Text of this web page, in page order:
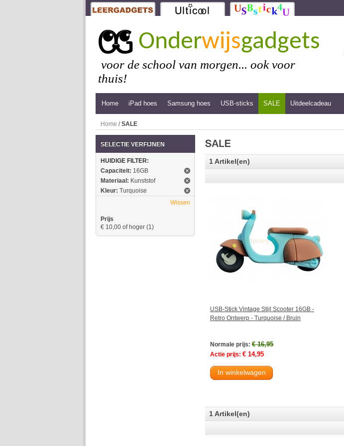
Onderwijsgadgets
voor de school van morgen... ook voor
thuis!
Home iPad hoes Samsung hoes USB-sticks SALE Uitdeelcadeau
Home /SALE
1 Artikel(en)
USB-Stick Vintage Stijl Scooter 16GB -
Retro Ontwerp - Turquoise / Bruin
Normale prijs: € 16,95
Actie prijs: € 14,95
In winkelwagen
1 Artikel(en)
SELECTIE VERFIJNEN
HUIDIGE FILTER:
Capaciteit: 16GB
Materiaal: Kunststof
Kleur: Turquoise
Wissen
Prijs
€ 10,00 of hoger (1)